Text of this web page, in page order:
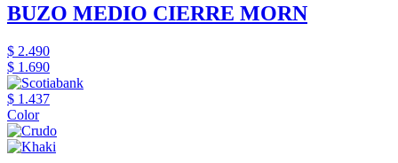
BUZO MEDIO CIERRE MORN
$ 2.490
$ 1.690
$ 1.437
Color